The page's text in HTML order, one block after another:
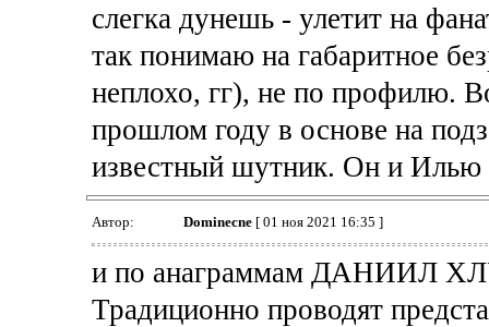
слегка дунешь - улетит на
так понимаю на габаритное
неплохо, гг), не по профилю.
прошлом году в основе на
известный шутник. Он и Илью
Автор: Dominecne[ 01 ноя 2021 16:35 ]
и по анаграммам ДАНИИЛ
Традиционно проводят